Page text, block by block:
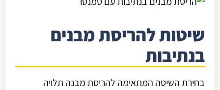
שיטות להריסת מבנים
בנתיבות
בחירת השיטה המתאימה להריסת מבנה תלויה